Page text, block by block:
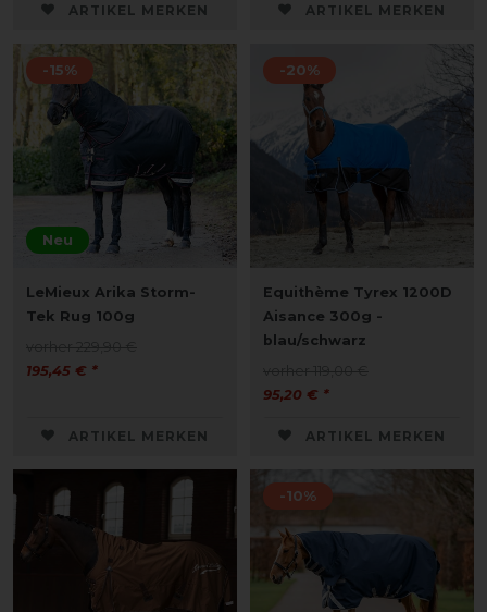
ARTIKEL MERKEN ARTIKEL MERKEN
Neu
-15%
LeMieux Arika Storm-
Tek Rug 100g
195,45 € *
ARTIKEL MERKEN
-20%
Equithème Tyrex 1200D
Aisance 300g -
blau/schwarz
95,20 € *
ARTIKEL MERKEN
-10%